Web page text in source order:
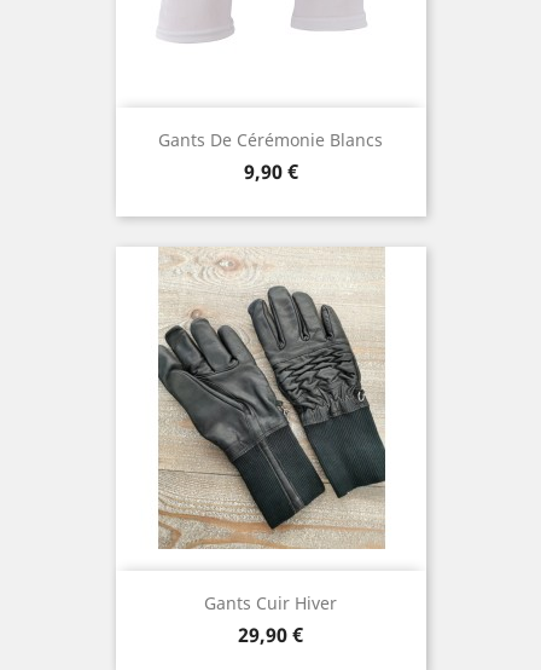
Gants De Cérémonie Blancs
Prix
9,90 €
Gants Cuir Hiver
Prix
29,90 €